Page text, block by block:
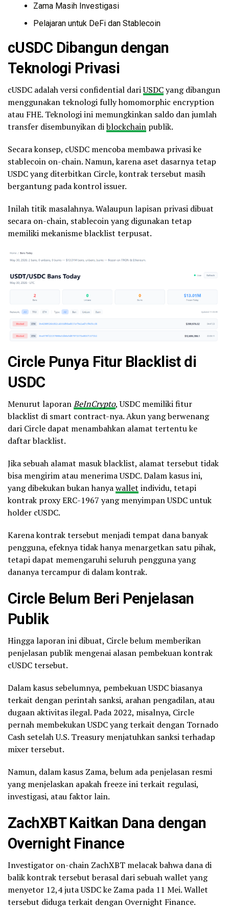
Zama Masih Investigasi
Pelajaran untuk DeFi dan Stablecoin
cUSDC Dibangun dengan
Teknologi Privasi
cUSDC adalah versi confidential dariUSDCyang dibangun
menggunakan teknologi fully homomorphic encryption
atau FHE. Teknologi ini memungkinkan saldo dan jumlah
transfer disembunyikan diblockchain publik.
Secara konsep, cUSDC mencoba membawa privasi ke
stablecoin on-chain. Namun, karena aset dasarnya tetap
USDC yang diterbitkan Circle, kontrak tersebut masih
bergantung pada kontrol issuer.
Inilah titik masalahnya. Walaupun lapisan privasi dibuat
secara on-chain, stablecoin yang digunakan tetap
memiliki mekanisme blacklist terpusat.
Circle Punya Fitur Blacklist di
USDC
Menurut laporanBeInCrypto, USDC memiliki fitur
blacklist di smart contract-nya. Akun yang berwenang
dari Circle dapat menambahkan alamat tertentu ke
daftar blacklist.
Jika sebuah alamat masuk blacklist, alamat tersebut tidak
bisa mengirim atau menerima USDC. Dalam kasus ini,
yang dibekukan bukan hanyawallet individu, tetapi
kontrak proxy ERC-1967 yang menyimpan USDC untuk
holder cUSDC.
Karena kontrak tersebut menjadi tempat dana banyak
pengguna, efeknya tidak hanya menargetkan satu pihak,
tetapi dapat memengaruhi seluruh pengguna yang
dananya tercampur di dalam kontrak.
Circle Belum Beri Penjelasan
Publik
Hingga laporan ini dibuat, Circle belum memberikan
penjelasan publik mengenai alasan pembekuan kontrak
cUSDC tersebut.
Dalam kasus sebelumnya, pembekuan USDC biasanya
terkait dengan perintah sanksi, arahan pengadilan, atau
dugaan aktivitas ilegal. Pada 2022, misalnya, Circle
pernah membekukan USDC yang terkait dengan Tornado
Cash setelah U.S. Treasury menjatuhkan sanksi terhadap
mixer tersebut.
Namun, dalam kasus Zama, belum ada penjelasan resmi
yang menjelaskan apakah freeze ini terkait regulasi,
investigasi, atau faktor lain.
ZachXBT Kaitkan Dana dengan
Overnight Finance
Investigator on-chain ZachXBT melacak bahwa dana di
balik kontrak tersebut berasal dari sebuah wallet yang
menyetor 12,4 juta USDC ke Zama pada 11 Mei. Wallet
tersebut diduga terkait dengan Overnight Finance.